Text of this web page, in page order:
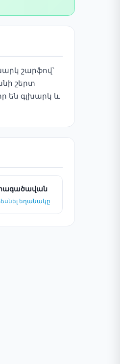
շարֆով՝
շերտ
են գլխարկ և
եղանակը